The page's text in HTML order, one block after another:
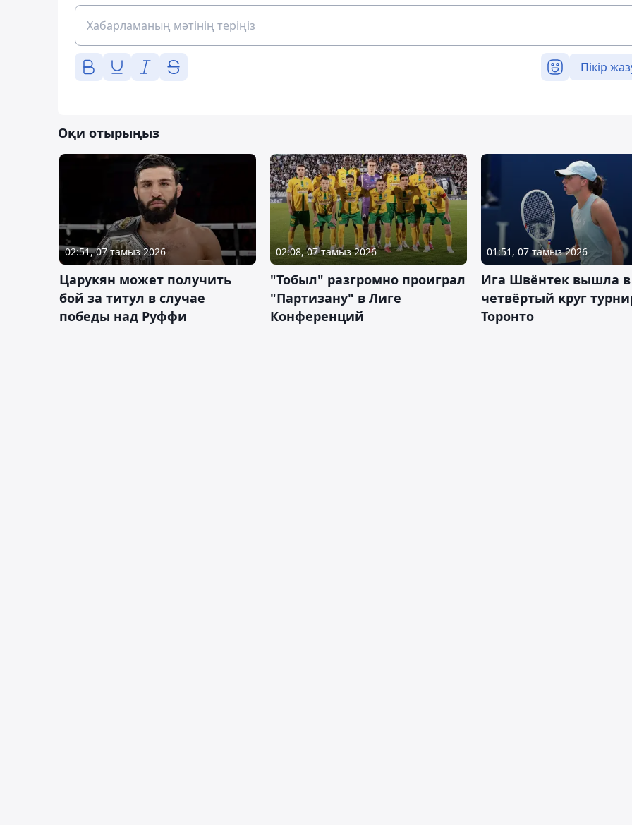
Пікір
Оқи отырыңыз
02:51, 07 тамыз 2026
Царукян может получить
бой за титул в случае
победы над Руффи
02:08, 07 тамыз 2026
"Тобыл" разгромно проиграл
"Партизану" в Лиге
Конференций
01:51, 07 тамыз 2026
Ига Швёнтек вышла в
четвёртый круг
Торонто